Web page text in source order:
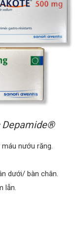
Depamide®
nướu răng.
dưới/ bàn chân.
lẫn.